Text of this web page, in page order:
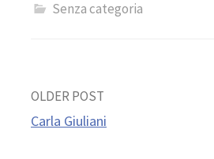
Senza categoria
Post
OLDER POST
Carla Giuliani